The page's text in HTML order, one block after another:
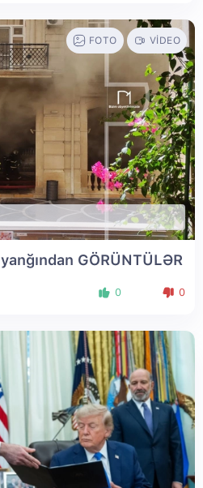
FOTO VIDEO
GÖRÜNTÜLƏR
0 0